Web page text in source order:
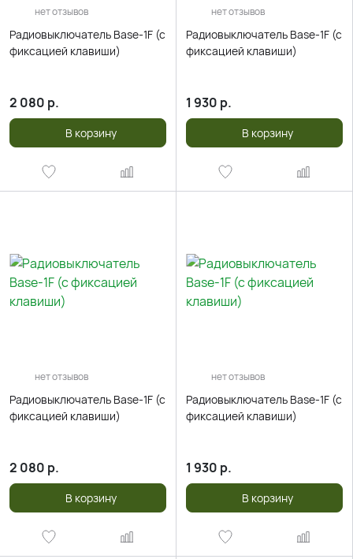
нет отзывов
Радиовыключатель Base-1F (c
фиксацией клавиши)
2 080 р.
В корзину
нет отзывов
Радиовыключатель Base-1F (c
фиксацией клавиши)
1 930 р.
В корзину
нет отзывов
Радиовыключатель Base-1F (c
фиксацией клавиши)
2 080 р.
В корзину
нет отзывов
Радиовыключатель Base-1F (c
фиксацией клавиши)
1 930 р.
В корзину